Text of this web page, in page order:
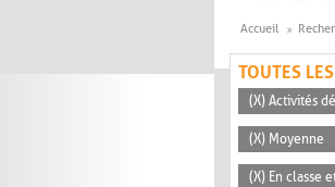
Accueil
TOUTES
(X) Activités
(X) Moyenne
(X) En classe